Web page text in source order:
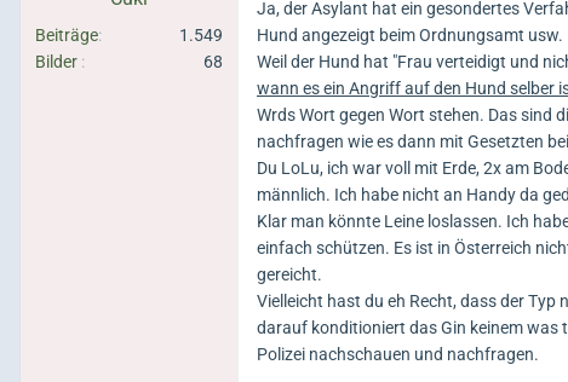
Beiträge
1.549
Bilder
68
Ja, der Asylant hat ein gesondertes
Hund angezeigt beim Ordnungsamt usw.
Weil der Hund hat "Frau verteidigt und
wann es ein Angriff auf den Hund selber
Wrds Wort gegen Wort stehen. Das sind
nachfragen wie es dann mit Gesetzten
Du LoLu, ich war voll mit Erde, 2x am
männlich. Ich habe nicht an Handy da
Klar man könnte Leine loslassen. Ich
einfach schützen. Es ist in Österreich
gereicht.
Vielleicht hast du eh Recht, dass der
darauf konditioniert das Gin keinem was
Polizei nachschauen und nachfragen.